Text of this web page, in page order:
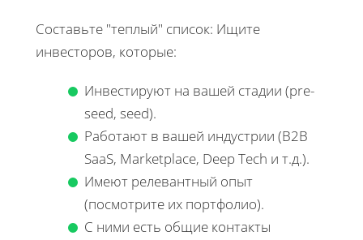
Составьте "теплый" список: Ищите
инвесторов, которые:
Инвестируют на вашей стадии (pre-
seed, seed).
Работают в вашей индустрии (B2B
SaaS, Marketplace, Deep Tech и т.д.).
Имеют релевантный опыт
(посмотрите их портфолио).
С ними есть общие контакты